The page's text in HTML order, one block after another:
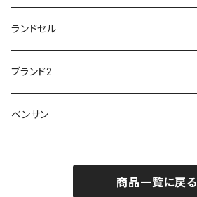
Field tex
イチマツ
ミレディ Milady
トパーズ TOPAZ
ザノースフェイス THE NORTH FACE
20200701nmensand
20200721nwsand
20190702caq
フォーマル/ビジネス/通学靴
軽量
夏特集
婦人
雨具
傘
ランドセル
ブランド2
ノースフェイス
ベンサン
商品一覧に戻る